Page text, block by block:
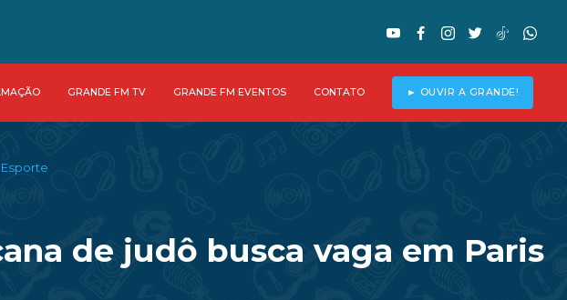
GRANDE FM TV GRANDE FM EVENTOS CONTATO ► OUVIR A GRANDE!
Esporte
de judô busca vaga em Paris